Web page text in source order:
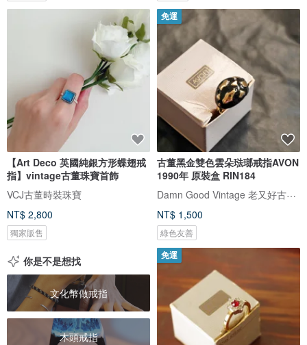
【Art Deco 英國純銀方形蝶翅戒
指】vintage古董珠寶首飾
VCJ古董時裝珠寶
NT$ 2,800
獨家販售
免運
古董黑金雙色雲朵琺瑯戒指AVON
1990年 原裝盒 RIN184
Damn Good Vintage 老又好古董珠寶
NT$ 1,500
綠色友善
你是不是想找
文化幣做戒指
木頭戒指
免運